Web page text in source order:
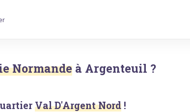
Normande à Argenteuil ?
Val D'Argent Nord !